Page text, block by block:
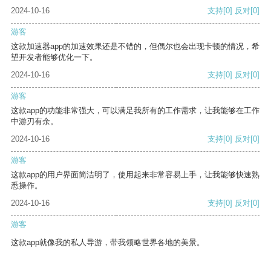
2024-10-16 支持[0] 反对[0]
游客
这款加速器app的加速效果还是不错的，但偶尔也会出现卡顿的情况，希
望开发者能够优化一下。
2024-10-16
支持[0] 反对[0]
游客
这款app的功能非常强大，可以满足我所有的工作需求，让我能够在工作
中游刃有余。
2024-10-16
支持[0] 反对[0]
游客
这款app的用户界面简洁明了，使用起来非常容易上手，让我能够快速熟
悉操作。
2024-10-16
支持[0] 反对[0]
游客
这款app就像我的私人导游，带我领略世界各地的美景。